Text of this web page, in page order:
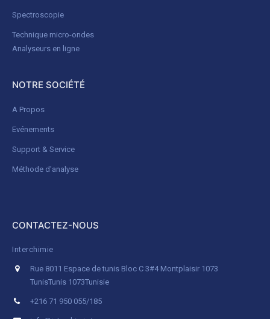
Spectroscopie
Technique micro-ondes
Analyseurs en ligne
NOTRE SOCIÉTÉ
A Propos
Evénements
Support & Service
Méthode d'analyse
CONTACTEZ-NOUS
Interchimie
Rue 8011 Espace de tunis Bloc C 3#4 Montplaisir 1073
TunisTunis 1073Tunisie
+216 71 950 055/185